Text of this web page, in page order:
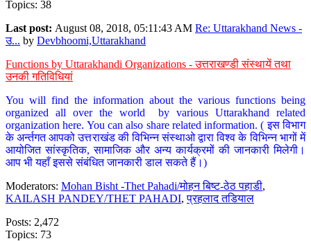
Topics: 38
Last post: August 08, 2018, 05:11:43 AM Re: Uttarakhand News -
उ... by Devbhoomi,Uttarakhand
Functions by Uttarakhandi Organizations - उत्तराखण्डी संस्थायें तथा
उनकी गतिविधियां
You will find the information about the various functions being
organized all over the world by various Uttarakhand related
organization here. You can also share related information. ( इस विभाग
के अर्न्तगत आपको उत्तराखंड की विभिन्न संस्थाओ द्वारा विश्व के विभिन्न भागों में
आयोजित सांस्कृतिक, सामाजिक और अन्य कार्यक्रमों की जानकारी मिलेगी।
आप भी यहाँ इससे संबंधित जानकारी डाल सकते हैं।)
Moderators: Mohan Bisht -Thet Pahadi/मोहन बिष्ट-ठेठ पहाडी,
KAILASH PANDEY/THET PAHADI,प्रहलाद तडियाल
Posts: 2,472
Topics: 73